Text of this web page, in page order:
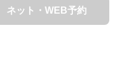
ネット・WEB予約